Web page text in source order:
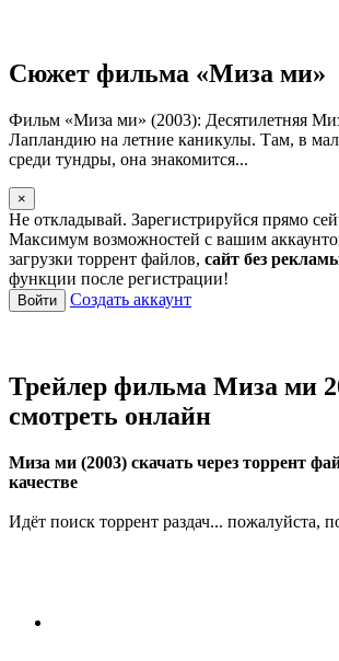
Сюжет фильма «Миза ми»
Фильм «Миза ми» (2003): Десятилетняя
Лапландию на летние каникулы. Там, в
среди тундры, она знакомится...
×
Не откладывай. Зарегистрируйся прямо
Максимум возможностей с вашим
загрузки торрент файлов, сайт без
функции после регистрации!
Войти Создать аккаунт
Трейлер фильма Миза ми
смотреть онлайн
Миза ми (2003) скачать через торрент
качестве
Идёт поиск торрент раздач... пожалуйста,